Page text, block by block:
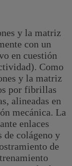
y la matriz
con un
en cuestión
Como
y la matriz
por fibrillas
alineadas en
mecánica. La
enlaces
de colágeno y
de